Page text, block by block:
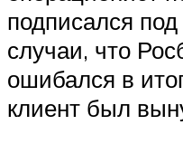
подписался
случаи, что
ошибался в
клиент был